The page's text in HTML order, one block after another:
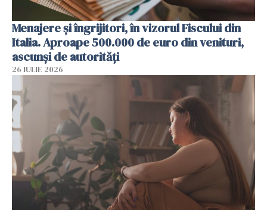
Menajere și îngrijitori, în vizorul Fiscului din
Italia. Aproape 500.000 de euro din venituri,
ascunși de autorități
26 IULIE 2026